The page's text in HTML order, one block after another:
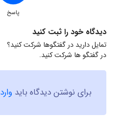
پاسخ
دیدگاه خود را ثبت کنید
تمایل دارید در گفتگوها شرکت کنید؟
در گفتگو ها شرکت کنید.
برای نوشتن دیدگاه باید وارد